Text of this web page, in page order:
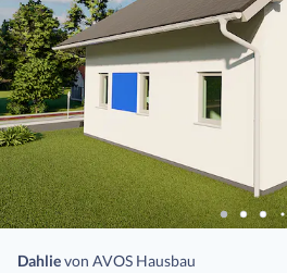
Dahlievon AVOS Hausbau